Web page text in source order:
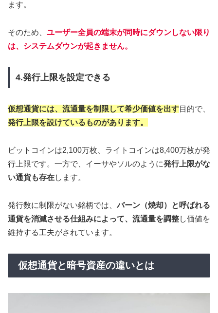
ます。
そのため、 ユーザー全員の端末が同時にダウンしない限り
は、システムダウンが起きません。
4.発行上限を設定できる
仮想通貨には、 流通量を制限して希少価値を出す目的で、
発行上限を設けているものがあります。
ビットコインは2,100万枚、ライトコインは8,400万枚が発
行上限です。一方で、イーサやソルのように発行上限がな
い通貨も存在します。
発行数に制限がない銘柄では、バーン（焼却）と呼ばれる
通貨を消滅させる仕組みによって、流通量を調整し価値を
維持する工夫がされています。
仮想通貨と暗号資産の違いとは